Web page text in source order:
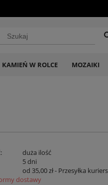
KAMIEŃ W ROLCE MOZAIKI
duża ilość
5 dni
od 35,00 zł- Przesyłka
dostawy